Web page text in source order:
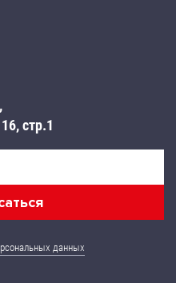
стр.1
данных